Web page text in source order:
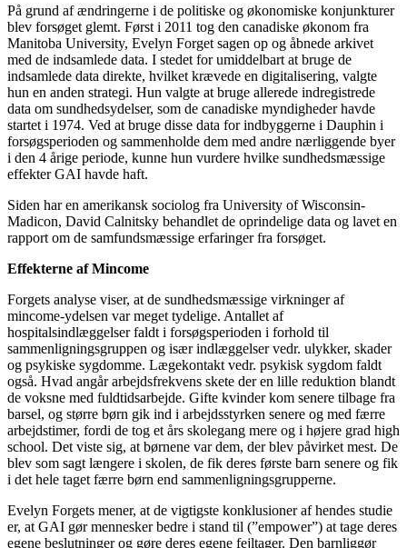
På grund af ændringerne i de politiske og økonomiske konjunkturer
blev forsøget glemt. Først i 2011 tog den canadiske økonom fra
Manitoba University, Evelyn Forget sagen op og åbnede arkivet
med de indsamlede data. I stedet for umiddelbart at bruge de
indsamlede data direkte, hvilket krævede en digitalisering, valgte
hun en anden strategi. Hun valgte at bruge allerede indregistrede
data om sundhedsydelser, som de canadiske myndigheder havde
startet i 1974. Ved at bruge disse data for indbyggerne i Dauphin i
forsøgsperioden og sammenholde dem med andre nærliggende byer
i den 4 årige periode, kunne hun vurdere hvilke sundhedsmæssige
effekter GAI havde haft.
Siden har en amerikansk sociolog fra University of Wisconsin-
Madicon, David Calnitsky behandlet de oprindelige data og lavet en
rapport om de samfundsmæssige erfaringer fra forsøget.
Effekterne af Mincome
Forgets analyse viser, at de sundhedsmæssige virkninger af
mincome-ydelsen var meget tydelige. Antallet af
hospitalsindlæggelser faldt i forsøgsperioden i forhold til
sammenligningsgruppen og især indlæggelser vedr. ulykker, skader
og psykiske sygdomme. Lægekontakt vedr. psykisk sygdom faldt
også. Hvad angår arbejdsfrekvens skete der en lille reduktion blandt
de voksne med fuldtidsarbejde. Gifte kvinder kom senere tilbage fra
barsel, og større børn gik ind i arbejdsstyrken senere og med færre
arbejdstimer, fordi de tog et års skolegang mere og i højere grad high
school. Det viste sig, at børnene var dem, der blev påvirket mest. De
blev som sagt længere i skolen, de fik deres første barn senere og fik
i det hele taget færre børn end sammenligningsgrupperne.
Evelyn Forgets mener, at de vigtigste konklusioner af hendes studie
er, at GAI gør mennesker bedre i stand til (”empower”) at tage deres
egene beslutninger og gøre deres egene fejltager. Den barnliggør